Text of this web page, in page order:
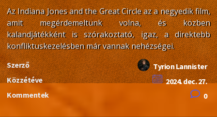
Az Indiana Jones and the Great Circle az a negyedik film,
amit megérdemeltünk volna, és közben
kalandjátékként is szórakoztató, igaz, a direktebb
konfliktuskezelésben már vannak nehézségei.
Szerző
Tyrion Lannister
Közzétéve
2024. dec. 27.
Kommentek
0